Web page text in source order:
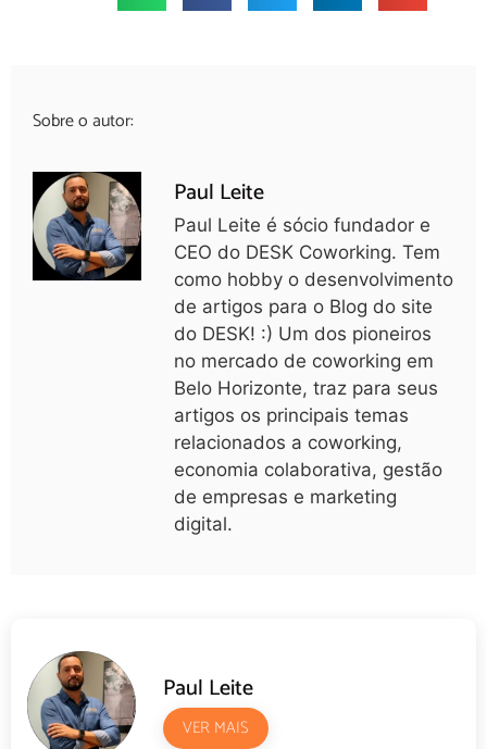
Sobre o autor:
Paul Leite
Paul Leite é sócio fundador e
CEO do DESK Coworking. Tem
como hobby o desenvolvimento
de artigos para o Blog do site
do DESK! :) Um dos pioneiros
no mercado de coworking em
Belo Horizonte, traz para seus
artigos os principais temas
relacionados a coworking,
economia colaborativa, gestão
de empresas e marketing
digital.
Paul Leite
VER MAIS